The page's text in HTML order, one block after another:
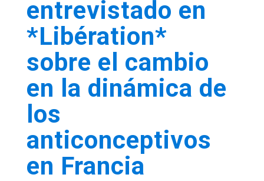
entrevistado en
*Libération*
sobre el cambio
en la dinámica de
los
anticonceptivos
en Francia